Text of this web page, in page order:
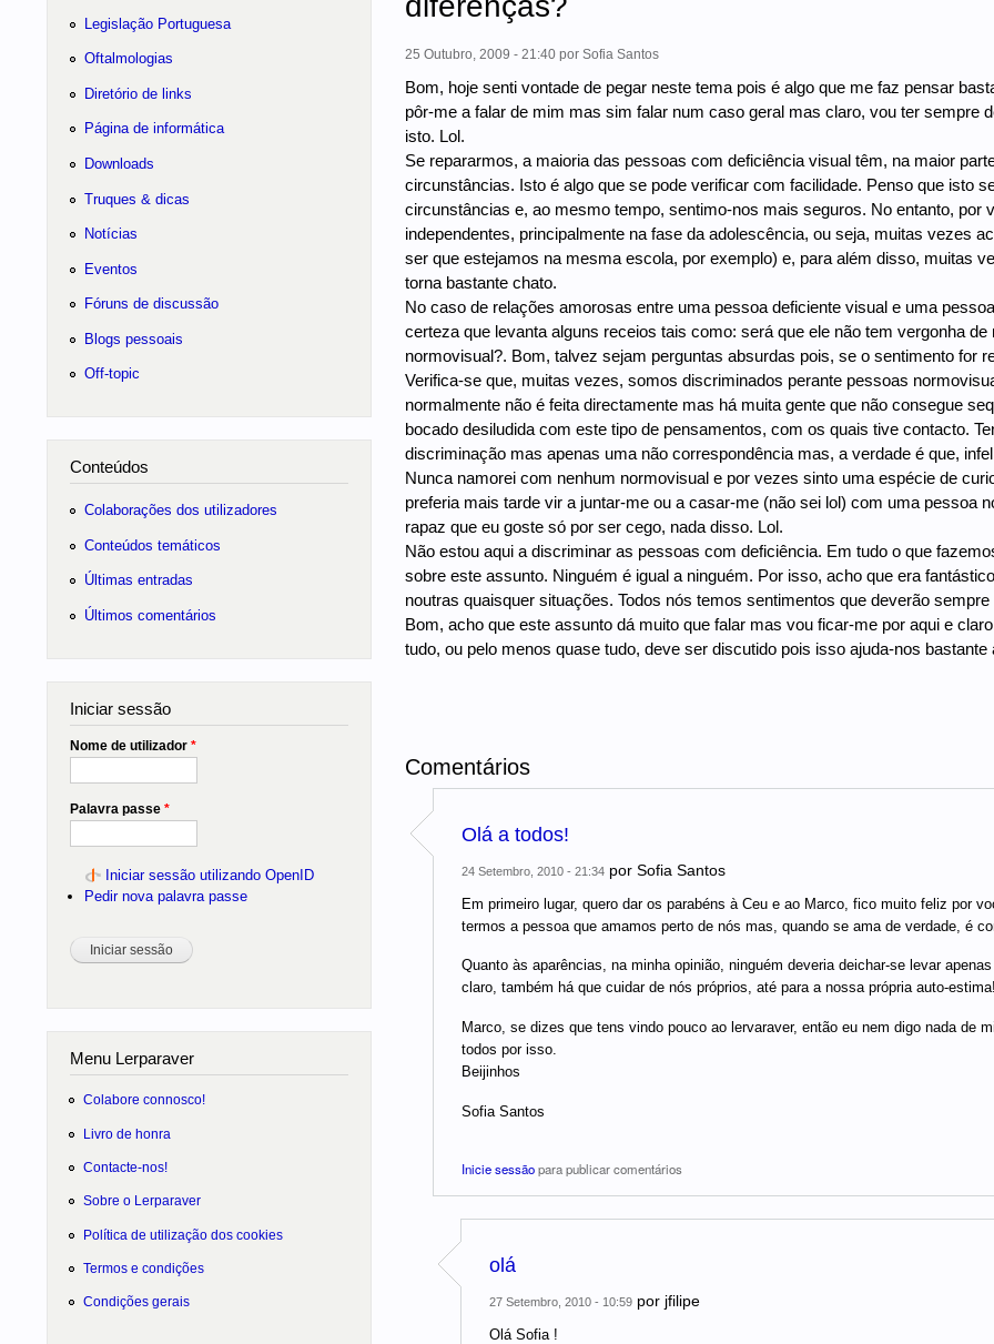
25 Outubro, 2009 - 21:40por Sofia Santos
Bom, hoje senti vontade de pegar neste tema pois é algo que me faz pensar
pôr-me a falar de mim mas sim falar num caso geral mas claro, vou ter sempre
isto. Lol.
Se repararmos, a maioria das pessoas com deficiência visual têm, na maior
circunstâncias. Isto é algo que se pode verificar com facilidade. Penso que isto
circunstâncias e, ao mesmo tempo, sentimo-nos mais seguros. No entanto,
independentes, principalmente na fase da adolescência, ou seja, muitas vezes
ser que estejamos na mesma escola, por exemplo) e, para além disso, muitas
torna bastante chato.
No caso de relações amorosas entre uma pessoa deficiente visual e uma
certeza que levanta alguns receios tais como: será que ele não tem vergonha de
normovisual?. Bom, talvez sejam perguntas absurdas pois, se o sentimento for
Verifica-se que, muitas vezes, somos discriminados perante pessoas
normalmente não é feita directamente mas há muita gente que não consegue
bocado desiludida com este tipo de pensamentos, com os quais tive contacto.
discriminação mas apenas uma não correspondência mas, a verdade é que,
Nunca namorei com nenhum normovisual e por vezes sinto uma espécie de
preferia mais tarde vir a juntar-me ou a casar-me (não sei lol) com uma pessoa
rapaz que eu goste só por ser cego, nada disso. Lol.
Não estou aqui a discriminar as pessoas com deficiência. Em tudo o que
sobre este assunto. Ninguém é igual a ninguém. Por isso, acho que era
noutras quaisquer situações. Todos nós temos sentimentos que deverão
Bom, acho que este assunto dá muito que falar mas vou ficar-me por aqui e
tudo, ou pelo menos quase tudo, deve ser discutido pois isso ajuda-nos bastante
Comentários
Olá a todos!
24 Setembro, 2010 - 21:34por Sofia Santos
Em primeiro lugar, quero dar os parabéns à Ceu e ao Marco, fico muito feliz por
termos a pessoa que amamos perto de nós mas, quando se ama de verdade, é
Quanto às aparências, na minha opinião, ninguém deveria deichar-se levar
claro, também há que cuidar de nós próprios, até para a nossa própria auto-
Marco, se dizes que tens vindo pouco ao lervaraver, então eu nem digo nada de
todos por isso.
Beijinhos
Sofia Santos
Inicie sessãopara publicar comentários
olá
27 Setembro, 2010 - 10:59por jfilipe
Olá Sofia !
Legislação Portuguesa
Oftalmologias
Diretório de links
Página de informática
Downloads
Truques & dicas
Notícias
Eventos
Fóruns de discussão
Blogs pessoais
Off-topic
Conteúdos
Colaborações dos utilizadores
Conteúdos temáticos
Últimas entradas
Últimos comentários
Iniciar sessão
Nome de utilizador *
Palavra passe *
Iniciar sessão utilizando OpenID
Pedir nova palavra passe
Menu Lerparaver
Colabore connosco!
Livro de honra
Contacte-nos!
Sobre o Lerparaver
Política de utilização dos cookies
Termos e condições
Condições gerais